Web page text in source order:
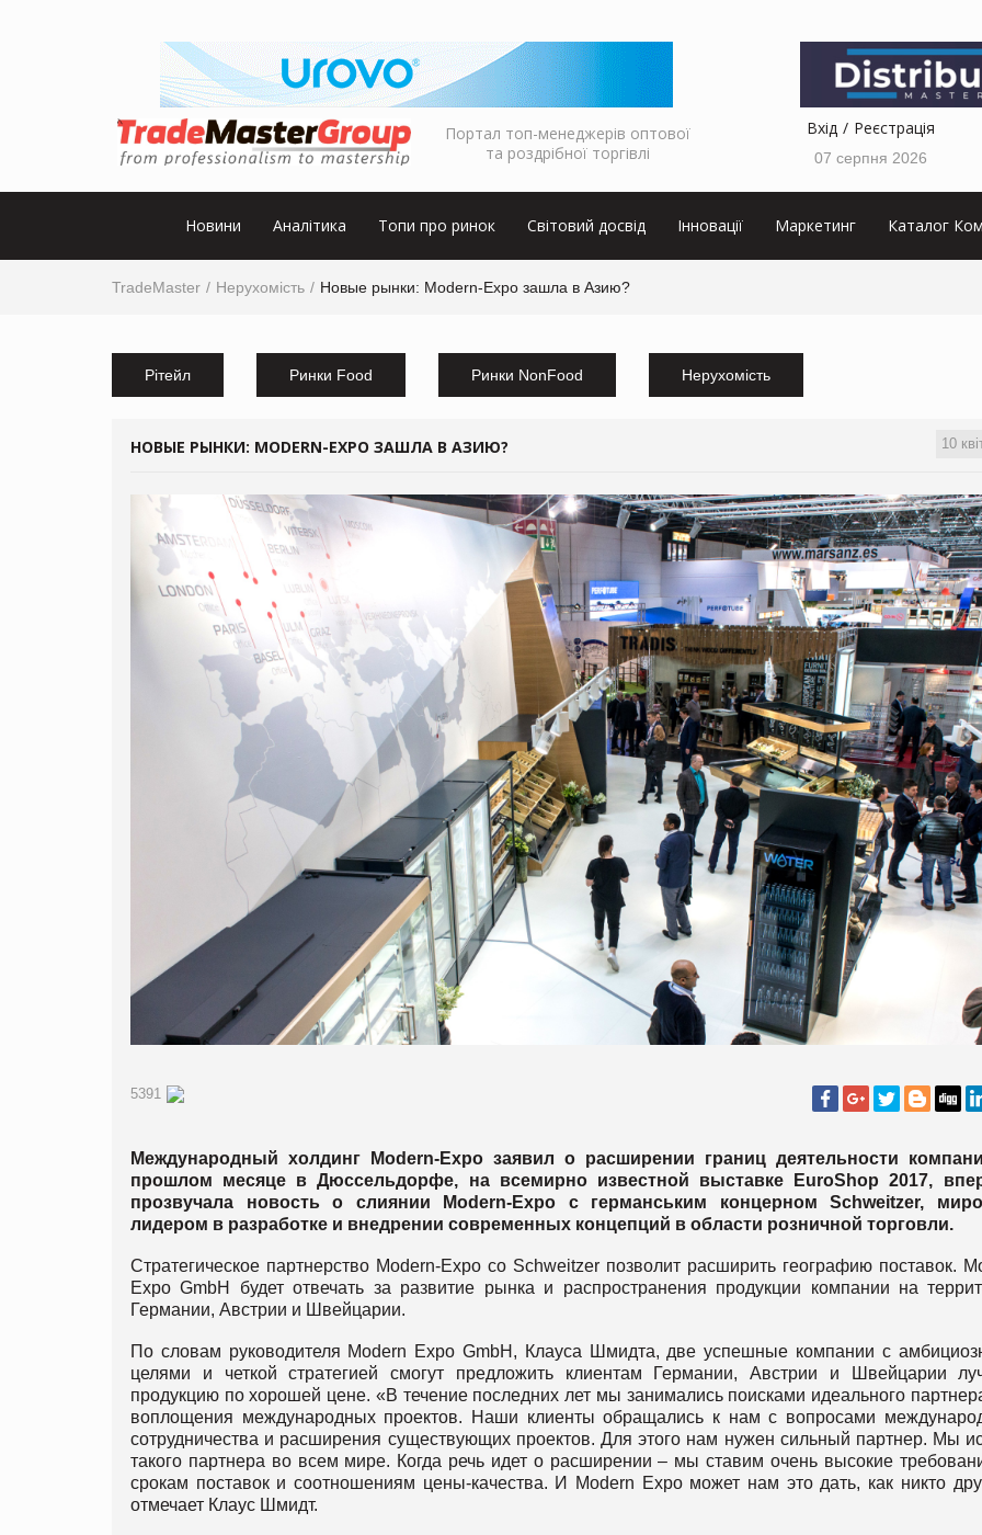
Портал топ-менеджерів оптової
та роздрібної торгівлі
Вхід Реєстрація
07 серпня 2026
Новини Аналітика Топи про ринок Світовий досвід Інновації Маркетинг Каталог
TradeMaster Нерухомість Новые рынки: Modern-Expo зашла в Азию?
Рітейл Ринки Food Ринки NonFood Нерухомість
10
НОВЫЕ РЫНКИ: MODERN-EXPO ЗАШЛА В АЗИЮ?
5391
Международный холдинг Modern-Expo заявил о расширении границ деятельности
прошлом месяце в Дюссельдорфе, на всемирно известной выставке EuroShop 2017,
прозвучала новость о слиянии Modern-Expo с германським концерном Schweitzer,
лидером в разработке и внедрении современных концепций в области розничной торговли.
Стратегическое партнерство Modern-Expo со Schweitzer позволит расширить географию поставок.
Expo GmbH будет отвечать за развитие рынка и распространения продукции компании на
Германии, Австрии и Швейцарии.
По словам руководителя Modern Expo GmbH, Клауса Шмидта, две успешные компании с
целями и четкой стратегией смогут предложить клиентам Германии, Австрии и Швейцарии
продукцию по хорошей цене. «В течение последних лет мы занимались поисками идеального
воплощения международных проектов. Наши клиенты обращались к нам с вопросами
сотрудничества и расширения существующих проектов. Для этого нам нужен сильный партнер. Мы
такого партнера во всем мире. Когда речь идет о расширении – мы ставим очень высокие
срокам поставок и соотношениям цены-качества. И Modern Expo может нам это дать, как никто
отмечает Клаус Шмидт.